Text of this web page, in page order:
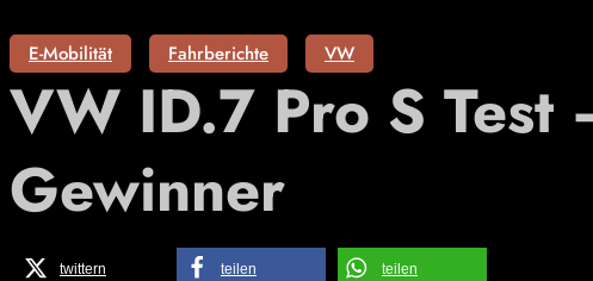
E-Mobilität Fahrberichte VW
VW ID.7 Pro S
Gewinner
twittern teilen teilen